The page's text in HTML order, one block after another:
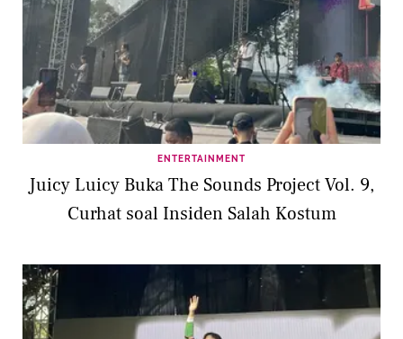
ENTERTAINMENT
Juicy Luicy Buka The Sounds Project Vol. 9,
Curhat soal Insiden Salah Kostum